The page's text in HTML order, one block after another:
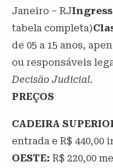
Janeiro – RJ
tabela completa)
de 05 a 15 anos,
ou responsáveis
Decisão Judicial.
PREÇOS
CADEIRA
entrada e R$ 440,00
OESTE: R$ 220,00